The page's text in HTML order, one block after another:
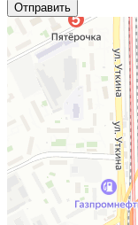
Отправить